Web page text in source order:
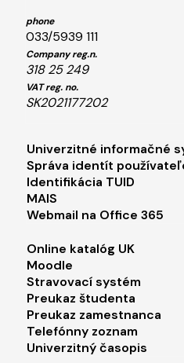
phone
033/5939 111
Company reg.n.
318 25 249
VAT reg. no.
SK2021177202
Footer menu 1
Univerzitné informačné
Správa identít
Identifikácia TUID
MAIS
Webmail na Office 365
Footer menu 2
Online katalóg UK
Moodle
Stravovací systém
Preukaz študenta
Preukaz zamestnanca
Telefónny zoznam
Univerzitný časopis